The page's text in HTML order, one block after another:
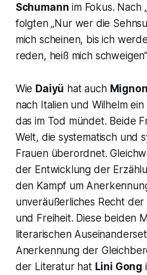
Schumann im Fokus. Nach
folgten „Nur wer die
mich scheinen, bis ich
reden, heiß mich
Wie Daiyü hat auch Mignon
nach Italien und Wilhelm
das im Tod mündet. Beide
Welt, die systematisch und
Frauen überordnet.
der Entwicklung der
den Kampf um
unveräußerliches Recht
und Freiheit. Diese beiden
literarischen
Anerkennung der
der Literatur hat Lini Gong